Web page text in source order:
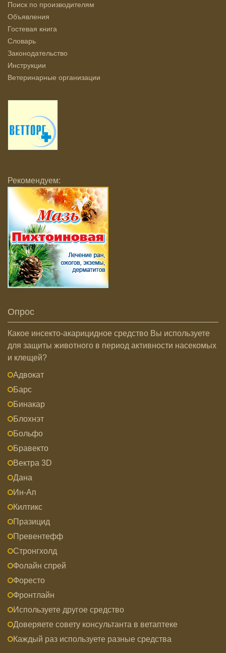
Поиск по производителям
Объявления
Гостевая книга
Словарь
Законодательство
Инструкции
Ветеринарные организации
Рекомендуем:
Опрос
Какое инсекто-акарицидное средство Вы используете
для защиты животного в период активности насекомых
и клещей?
Адвокат
Барс
Бинакар
Блохнэт
Больфо
Бравекто
Вектра 3D
Дана
Ин-Ап
Килтикс
Празицид
Превентефф
Стронгхолд
Фолайн спрей
Форесто
Фронтлайн
Используете другое средство
Доверяете совету консультанта в ветаптеке
Каждый раз используете разные средства